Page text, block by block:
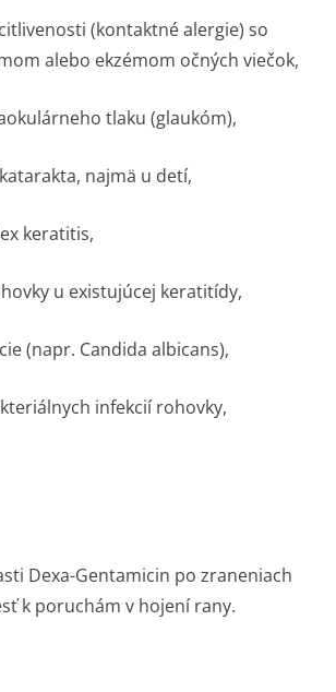
(kontaktné alergie) so
alebo ekzémom očných viečok,
tlaku (glaukóm),
najmä u detí,
keratitis,
u existujúcej keratitídy,
(napr. Candida albicans),
infekcií rohovky,
Dexa-Gentamicin po zraneniach
k poruchám v hojení rany.